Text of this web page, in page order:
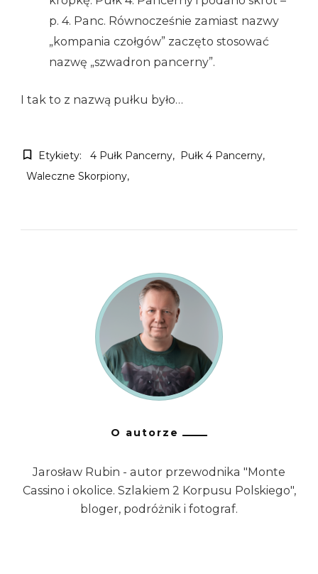
p. 4. Panc. Równocześnie zamiast nazwy
„kompania czołgów” zaczęto stosować
nazwę „szwadron pancerny”.
I tak to z nazwą pułku było…
Etykiety: 4 Pułk Pancerny
Pułk 4 Pancerny
Waleczne Skorpiony
O autorze
Jarosław Rubin - autor przewodnika "Monte
Cassino i okolice. Szlakiem 2 Korpusu Polskiego",
bloger, podróżnik i fotograf.